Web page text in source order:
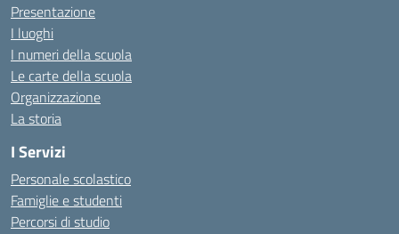
Presentazione
I luoghi
I numeri della scuola
Le carte della scuola
Organizzazione
La storia
I Servizi
Personale scolastico
Famiglie e studenti
Percorsi di studio